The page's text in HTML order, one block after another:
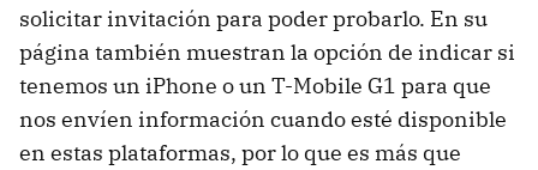
solicitar invitación para poder probarlo. En su
página también muestran la opción de indicar si
tenemos un iPhone o un T-Mobile G1 para que
nos envíen información cuando esté disponible
en estas plataformas, por lo que es más que